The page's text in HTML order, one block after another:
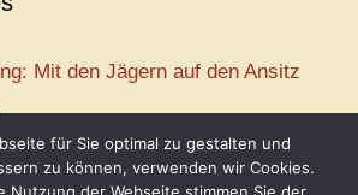
Mit den Jägern auf den Ansitz
für Sie optimal zu gestalten und
zu können, verwenden wir Cookies.